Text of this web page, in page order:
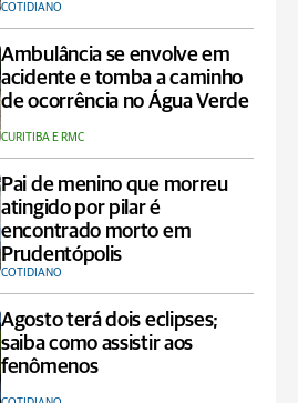
COTIDIANO
Ambulância se envolve em
acidente e tomba a caminho
de ocorrência no Água Verde
CURITIBA E RMC
Pai de menino que morreu
atingido por pilar é
encontrado morto em
Prudentópolis
COTIDIANO
Agosto terá dois eclipses;
saiba como assistir aos
fenômenos